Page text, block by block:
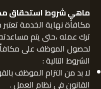
ماهي شروط استحقاق
مكافأة نهاية الخدمة
ترك عمله ،حتى يتم
لحصول الموظف على
الشروط التالية :
لا بد من التزام الموظف
القانون في نظام العمل .